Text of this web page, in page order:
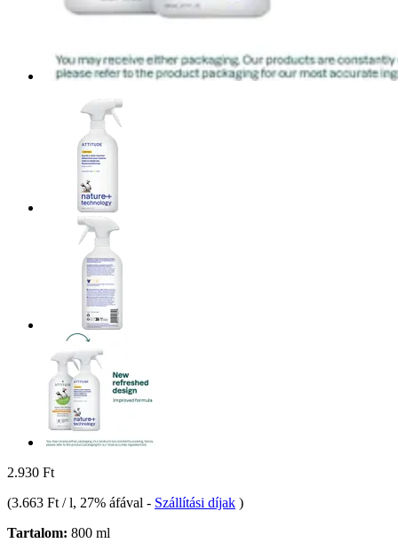
2.930 Ft
(3.663 Ft / l, 27% áfával - Szállítási díjak )
Tartalom: 800 ml